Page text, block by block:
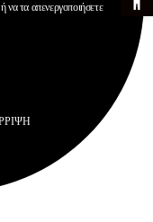
να τα απενεργοποιήσετε